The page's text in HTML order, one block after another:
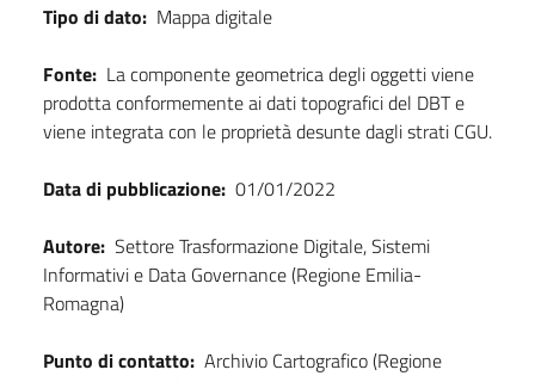
Tipo di dato: Mappa digitale
Fonte: La componente geometrica degli oggetti viene
prodotta conformemente ai dati topografici del DBT e
viene integrata con le proprietà desunte dagli strati CGU.
Data di pubblicazione: 01/01/2022
Autore: Settore Trasformazione Digitale, Sistemi
Informativi e Data Governance (Regione Emilia-
Romagna)
Punto di contatto: Archivio Cartografico (Regione